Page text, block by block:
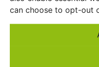
can choose to opt-out
Menschen zu teilen – im
Forschung und Praxis
Die Ergebnisse sollen für